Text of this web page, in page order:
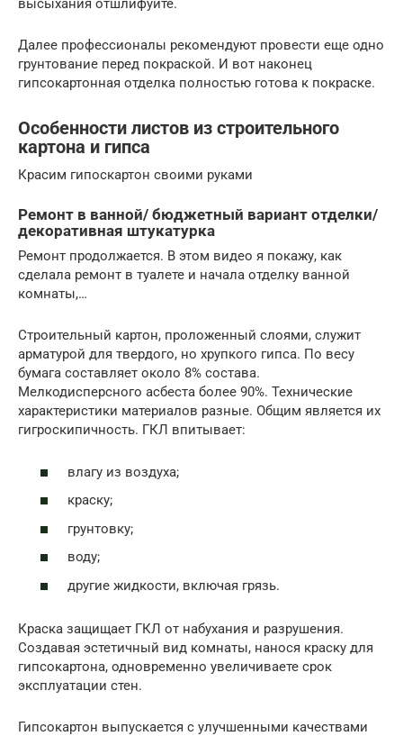
высыхания отшлифуйте.
Далее профессионалы рекомендуют провести еще одно
грунтование перед покраской. И вот наконец
гипсокартонная отделка полностью готова к покраске.
Особенности листов из строительного
картона и гипса
Красим гипоскартон своими руками
Ремонт в ванной/ бюджетный вариант отделки/
декоративная штукатурка
Ремонт продолжается. В этом видео я покажу, как
сделала ремонт в туалете и начала отделку ванной
комнаты,…
Строительный картон, проложенный слоями, служит
арматурой для твердого, но хрупкого гипса. По весу
бумага составляет около 8% состава.
Мелкодисперсного асбеста более 90%. Технические
характеристики материалов разные. Общим является их
гигроскипичность. ГКЛ впитывает:
влагу из воздуха;
краску;
грунтовку;
воду;
другие жидкости, включая грязь.
Краска защищает ГКЛ от набухания и разрушения.
Создавая эстетичный вид комнаты, нанося краску для
гипсокартона, одновременно увеличиваете срок
эксплуатации стен.
Гипсокартон выпускается с улучшенными качествами